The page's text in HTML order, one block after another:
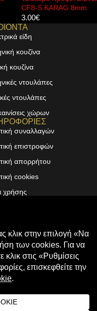
S KARAG 8mm
είδη
κουζίνα
κουζίνα
ντουλάπες
ντουλάπες
χώρων
συναλλαγών
επιστροφών
απορρήτου
cookies
χρήσης